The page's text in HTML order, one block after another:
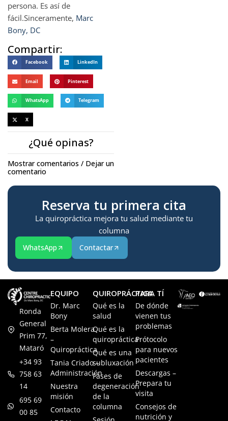
persona. Es así de
fácil.Sinceramente, Marc
Bony, DC
Compartir:
Facebook LinkedIn
Email Pinterest
WhatsApp Telegram
X
¿Qué opinas?
Mostrar comentarios / Dejar un
comentario
Reserva tu primera cita
La quiropráctica mejora tu salud mediante tu
columna
WhatsApp Contactar
Ronda
General
Prim 77,
Mataró
+34 93
758 63
14
695 69
00 85
EQUIPO
Dr. Marc
Bony
Berta Molera
–
Quiropráctica
Tania Criado –
Administración
Nuestra
misión
Contacto
QUIROPRÁCTICA
Qué es la
salud
Qué es la
quiropráctica
Qué es una
subluxación
Fases de
degeneración
de la
columna
PARA TÍ
De dónde
vienen tus
problemas
Prótocolo
para nuevos
pacientes
Descargas –
Prepara tu
visita
Consejos de
nutrición y